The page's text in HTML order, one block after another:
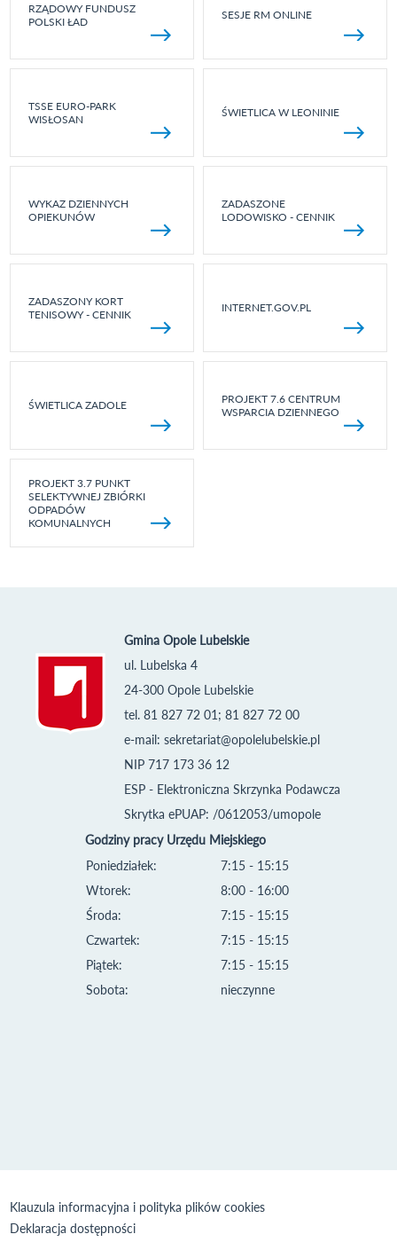
RZĄDOWY FUNDUSZ
POLSKI ŁAD
SESJE RM ONLINE
TSSE EURO-PARK
WISŁOSAN
ŚWIETLICA W LEONINIE
WYKAZ DZIENNYCH
OPIEKUNÓW
ZADASZONE
LODOWISKO - CENNIK
ZADASZONY KORT
TENISOWY - CENNIK
INTERNET.GOV.PL
ŚWIETLICA ZADOLE
PROJEKT 7.6 CENTRUM
WSPARCIA DZIENNEGO
PROJEKT 3.7 PUNKT
SELEKTYWNEJ ZBIÓRKI
ODPADÓW
KOMUNALNYCH
Gmina Opole Lubelskie
ul. Lubelska 4
24-300 Opole Lubelskie
tel. 81 827 72 01; 81 827 72 00
e-mail: sekretariat@opolelubelskie.pl
NIP 717 173 36 12
ESP - Elektroniczna Skrzynka Podawcza
Skrytka ePUAP: /0612053/umopole
Godziny pracy Urzędu Miejskiego
Poniedziałek:
Wtorek:
Środa:
Czwartek:
Piątek:
Sobota:
7:15 - 15:15
8:00 - 16:00
7:15 - 15:15
7:15 - 15:15
7:15 - 15:15
nieczynne
Klauzula informacyjna i polityka plików cookies
Deklaracja dostępności